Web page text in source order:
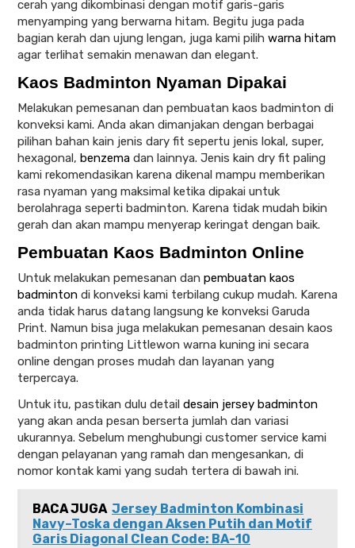
cerah yang dikombinasi dengan motif garis-garis
menyamping yang berwarna hitam. Begitu juga pada
bagian kerah dan ujung lengan, juga kami pilih warna hitam
agar terlihat semakin menawan dan elegant.
Kaos Badminton Nyaman Dipakai
Melakukan pemesanan dan pembuatan kaos badminton di
konveksi kami. Anda akan dimanjakan dengan berbagai
pilihan bahan kain jenis dary fit sepertu jenis lokal, super,
hexagonal, benzema dan lainnya. Jenis kain dry fit paling
kami rekomendasikan karena dikenal mampu memberikan
rasa nyaman yang maksimal ketika dipakai untuk
berolahraga seperti badminton. Karena tidak mudah bikin
gerah dan akan mampu menyerap keringat dengan baik.
Pembuatan Kaos Badminton Online
Untuk melakukan pemesanan dan pembuatan kaos
badminton di konveksi kami terbilang cukup mudah. Karena
anda tidak harus datang langsung ke konveksi Garuda
Print. Namun bisa juga melakukan pemesanan desain kaos
badminton printing Littlewon warna kuning ini secara
online dengan proses mudah dan layanan yang
terpercaya.
Untuk itu, pastikan dulu detail desain jersey badminton
yang akan anda pesan berserta jumlah dan variasi
ukurannya. Sebelum menghubungi customer service kami
dengan pelayanan yang ramah dan mengesankan, di
nomor kontak kami yang sudah tertera di bawah ini.
BACA JUGA Jersey Badminton Kombinasi
Navy–Toska dengan Aksen Putih dan Motif
Garis Diagonal Clean Code: BA-10